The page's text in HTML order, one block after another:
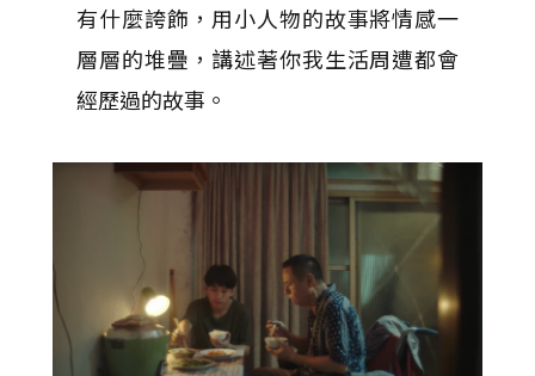
有什麼誇飾，用小人物的故事將情感一
層層的堆疊，講述著你我生活周遭都會
經歷過的故事。